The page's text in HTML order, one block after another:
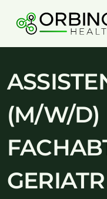
content
(M/W/D)